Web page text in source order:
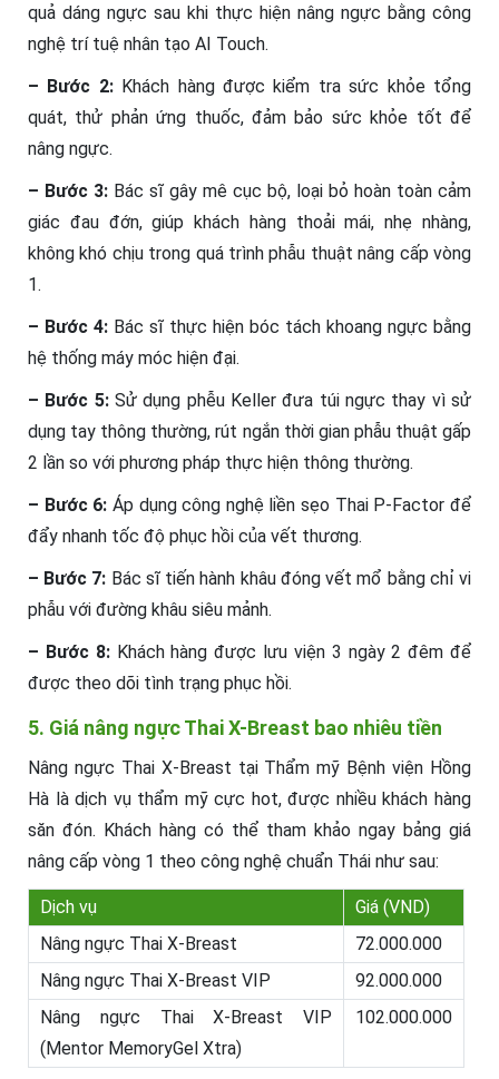
quả dáng ngực sau khi thực hiện nâng ngực bằng công
nghệ trí tuệ nhân tạo AI Touch.
– Bước 2:Khách hàng được kiểm tra sức khỏe tổng
quát, thử phản ứng thuốc, đảm bảo sức khỏe tốt để
nâng ngực.
– Bước 3: Bác sĩ gây mê cục bộ, loại bỏ hoàn toàn cảm
giác đau đớn, giúp khách hàng thoải mái, nhẹ nhàng,
không khó chịu trong quá trình phẫu thuật nâng cấp vòng
1.
– Bước 4: Bác sĩ thực hiện bóc tách khoang ngực bằng
hệ thống máy móc hiện đại.
– Bước 5:Sử dụng phễu Keller đưa túi ngực thay vì sử
dụng tay thông thường, rút ngắn thời gian phẫu thuật gấp
2 lần so với phương pháp thực hiện thông thường.
– Bước 6: Áp dụng công nghệ liền sẹo Thai P-Factor để
đẩy nhanh tốc độ phục hồi của vết thương.
– Bước 7: Bác sĩ tiến hành khâu đóng vết mổ bằng chỉ vi
phẫu với đường khâu siêu mảnh.
– Bước 8:Khách hàng được lưu viện 3 ngày 2 đêm để
được theo dõi tình trạng phục hồi.
5. Giá nâng ngực Thai X-Breast bao nhiêu tiền
Nâng ngực Thai X-Breast tại Thẩm mỹ Bệnh viện Hồng
Hà là dịch vụ thẩm mỹ cực hot, được nhiều khách hàng
săn đón. Khách hàng có thể tham khảo ngay bảng giá
nâng cấp vòng 1 theo công nghệ chuẩn Thái như sau:
Dịch vụ
Giá (VND)
Nâng ngực Thai X-Breast
72.000.000
Nâng ngực Thai X-Breast VIP
92.000.000
Nâng ngực Thai X-Breast VIP
(Mentor MemoryGel Xtra)
102.000.000